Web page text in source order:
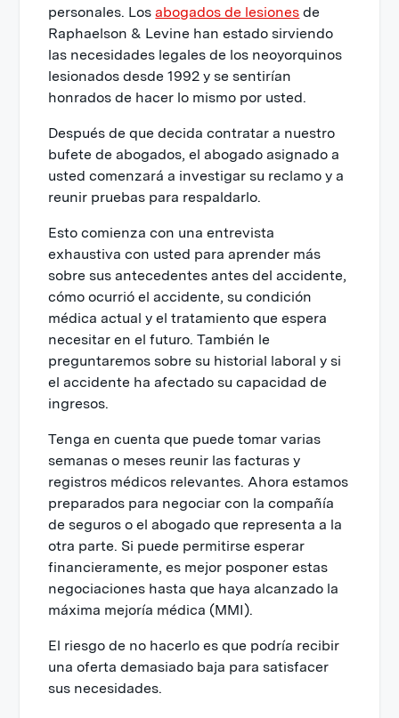
personales. Losabogados de lesiones de
Raphaelson & Levine han estado sirviendo
las necesidades legales de los neoyorquinos
lesionados desde 1992 y se sentirían
honrados de hacer lo mismo por usted.
Después de que decida contratar a nuestro
bufete de abogados, el abogado asignado a
usted comenzará a investigar su reclamo y a
reunir pruebas para respaldarlo.
Esto comienza con una entrevista
exhaustiva con usted para aprender más
sobre sus antecedentes antes del accidente,
cómo ocurrió el accidente, su condición
médica actual y el tratamiento que espera
necesitar en el futuro. También le
preguntaremos sobre su historial laboral y si
el accidente ha afectado su capacidad de
ingresos.
Tenga en cuenta que puede tomar varias
semanas o meses reunir las facturas y
registros médicos relevantes. Ahora estamos
preparados para negociar con la compañía
de seguros o el abogado que representa a la
otra parte. Si puede permitirse esperar
financieramente, es mejor posponer estas
negociaciones hasta que haya alcanzado la
máxima mejoría médica (MMI).
El riesgo de no hacerlo es que podría recibir
una oferta demasiado baja para satisfacer
sus necesidades.